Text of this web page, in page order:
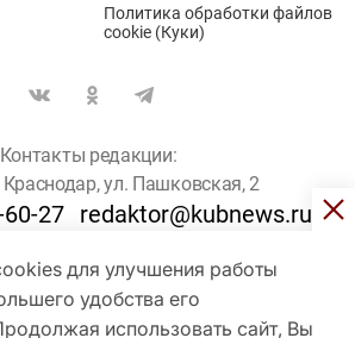
для улучшения работы
удобства его
использовать сайт, Вы
Политика обработки файлов
cookie (Куки)
Контакты редакции:
Краснодар, ул. Пашковская, 2
27 redaktor@kubnews.ru
пользователей старше 16 лет
Кубанские Новости, 2017